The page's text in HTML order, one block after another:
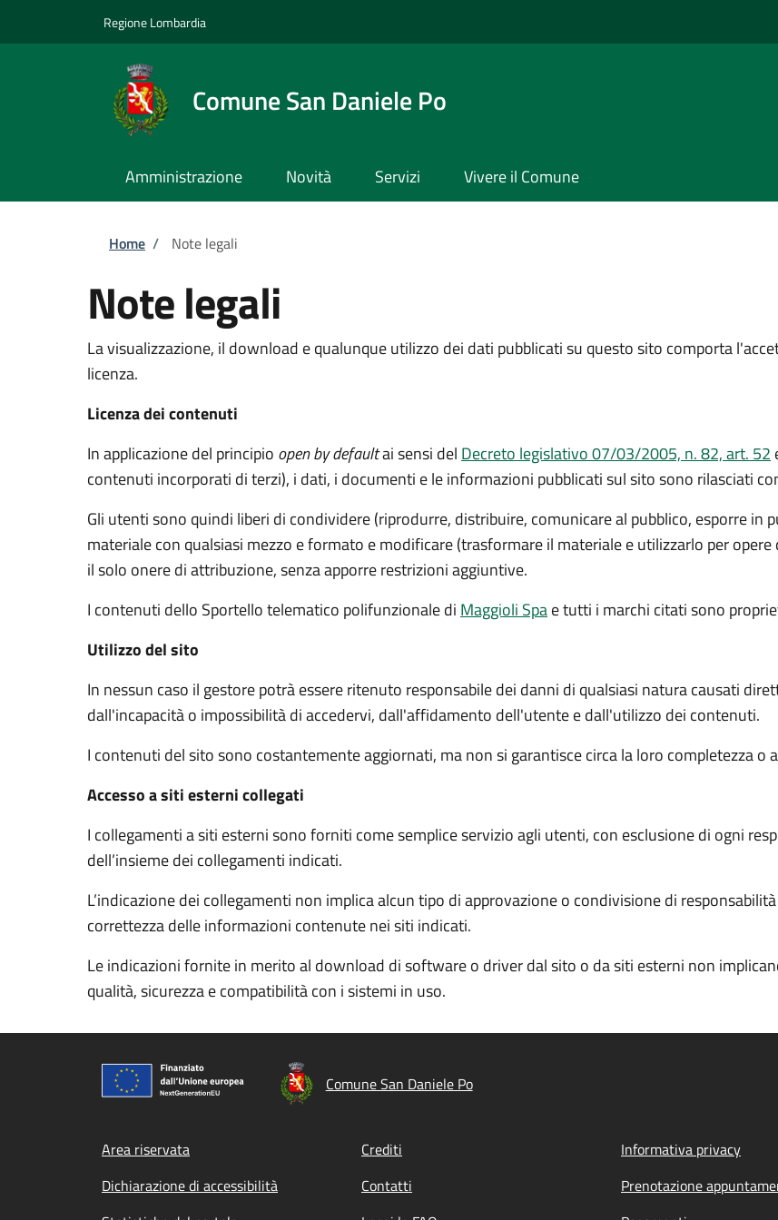
Regione Lombardia
Comune San Daniele Po
Amministrazione Novità Servizi Vivere il Comune
Briciole di pane
Home / Note legali
Note legali
La visualizzazione, il download e qualunque utilizzo dei dati pubblicati su questo sito comporta
licenza.
Licenza dei contenuti
In applicazione del principio open by defaultai sensi del Decreto legislativo 07/03/2005, n. 82, art. 52
contenuti incorporati di terzi), i dati, i documenti e le informazioni pubblicati sul sito sono rilasciati
Gli utenti sono quindi liberi di condividere (riprodurre, distribuire, comunicare al pubblico, esporre in
materiale con qualsiasi mezzo e formato e modificare (trasformare il materiale e utilizzarlo per
il solo onere di attribuzione, senza apporre restrizioni aggiuntive.
I contenuti dello Sportello telematico polifunzionaledi Maggioli Spae tutti i marchi citati sono
Utilizzo del sito
In nessun caso il gestore potrà essere ritenuto responsabile dei danni di qualsiasi natura causati
dall'incapacità o impossibilità di accedervi, dall'affidamento dell'utente e dall'utilizzo dei contenuti.
I contenuti del sito sono costantemente aggiornati, ma non si garantisce circa la loro completezza o
Accesso a siti esterni collegati
I collegamenti a siti esterni sono forniti come semplice servizio agli utenti, con esclusione di ogni
dell’insieme dei collegamenti indicati.
L’indicazione dei collegamenti non implica alcun tipo di approvazione o condivisione di
correttezza delle informazioni contenute nei siti indicati.
Le indicazioni fornite in merito al download di software o driver dal sito o da siti esterni non
qualità, sicurezza e compatibilità con i sistemi in uso.
Comune San Daniele Po
Footer menu
Area riservata Crediti Informativa privacy
Dichiarazione di accessibilità
Contatti Prenotazione